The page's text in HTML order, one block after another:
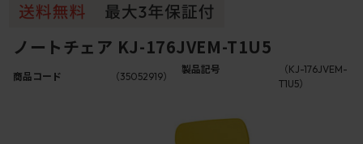
ノートチェア KJ-176JVEM-T1U5
商品コード （35052919）
製品記号
（KJ-176JVEM-
T1U5）